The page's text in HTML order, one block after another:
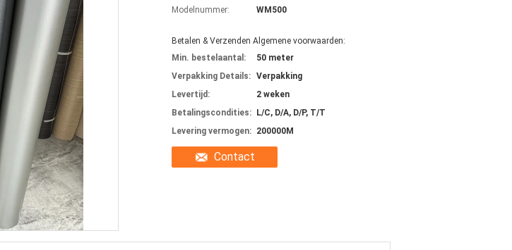
Modelnummer:
WM500
Betalen & Verzenden Algemene voorwaarden:
Min. bestelaantal:
50 meter
Verpakking Details: Verpakking
Levertijd:
2 weken
Betalingscondities:
L/C, D/A, D/P, T/T
Levering vermogen: 200000M
Contact